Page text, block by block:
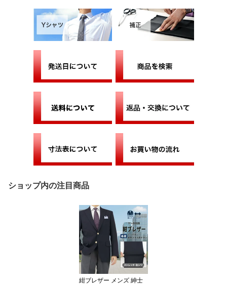
ショップ内の注目商品
紺ブレザー メンズ 紳士